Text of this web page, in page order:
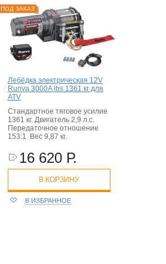
ПОД ЗАКАЗ
Лебёдка электрическая 12V
Runva 3000A lbs 1361 кг для
ATV
Стандартное тяговое усилие
1361 кг. Двигатель 2,9 л.с.
Передаточное отношение
153:1. Вес 9,87 кг.
16 620 Р.
В КОРЗИНУ
В ИЗБРАННОЕ